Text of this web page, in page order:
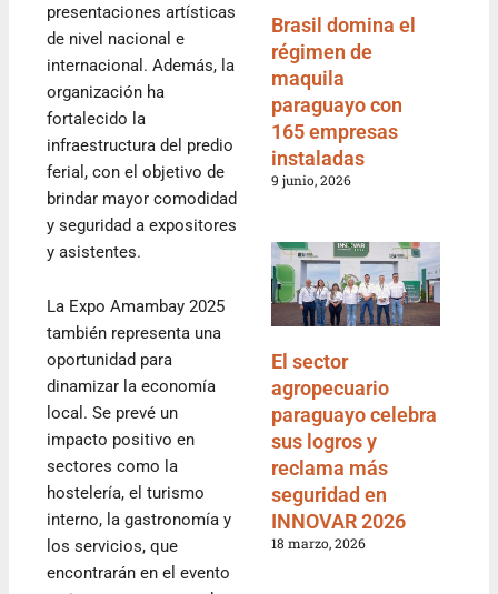
presentaciones artísticas
de nivel nacional e
internacional. Además, la
organización ha
fortalecido la
infraestructura del predio
ferial, con el objetivo de
brindar mayor comodidad
y seguridad a expositores
y asistentes.
La Expo Amambay 2025
también representa una
oportunidad para
dinamizar la economía
local. Se prevé un
impacto positivo en
sectores como la
hostelería, el turismo
interno, la gastronomía y
los servicios, que
encontrarán en el evento
Brasil domina el
régimen de
maquila
paraguayo con
165 empresas
instaladas
9 junio, 2026
El sector
agropecuario
paraguayo celebra
sus logros y
reclama más
seguridad en
INNOVAR 2026
18 marzo, 2026